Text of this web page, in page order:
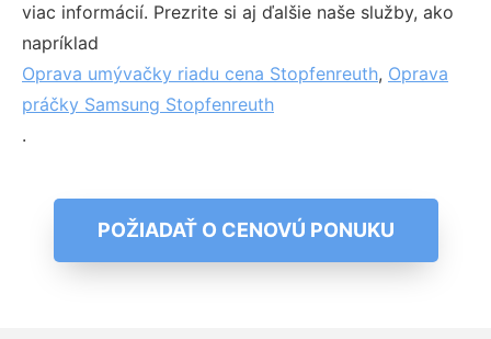
viac informácií. Prezrite si aj ďalšie naše služby, ako
napríklad
Oprava umývačky riadu cena Stopfenreuth, Oprava
práčky Samsung Stopfenreuth
.
POŽIADAŤ O CENOVÚ PONUKU